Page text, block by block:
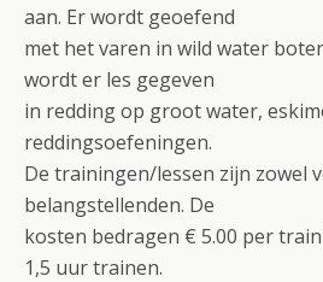
aan. Er wordt geoefend
met het varen in wild water
wordt er les gegeven
in redding op groot water,
reddingsoefeningen.
De trainingen/lessen zijn zowel
belangstellenden. De
kosten bedragen € 5.00 per
1,5 uur trainen.